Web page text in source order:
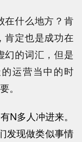
在什么地方？肯
肯定也是成功在
幻的词汇，但是
运营当中的时
。
N多人冲进来。
发现做类似事情